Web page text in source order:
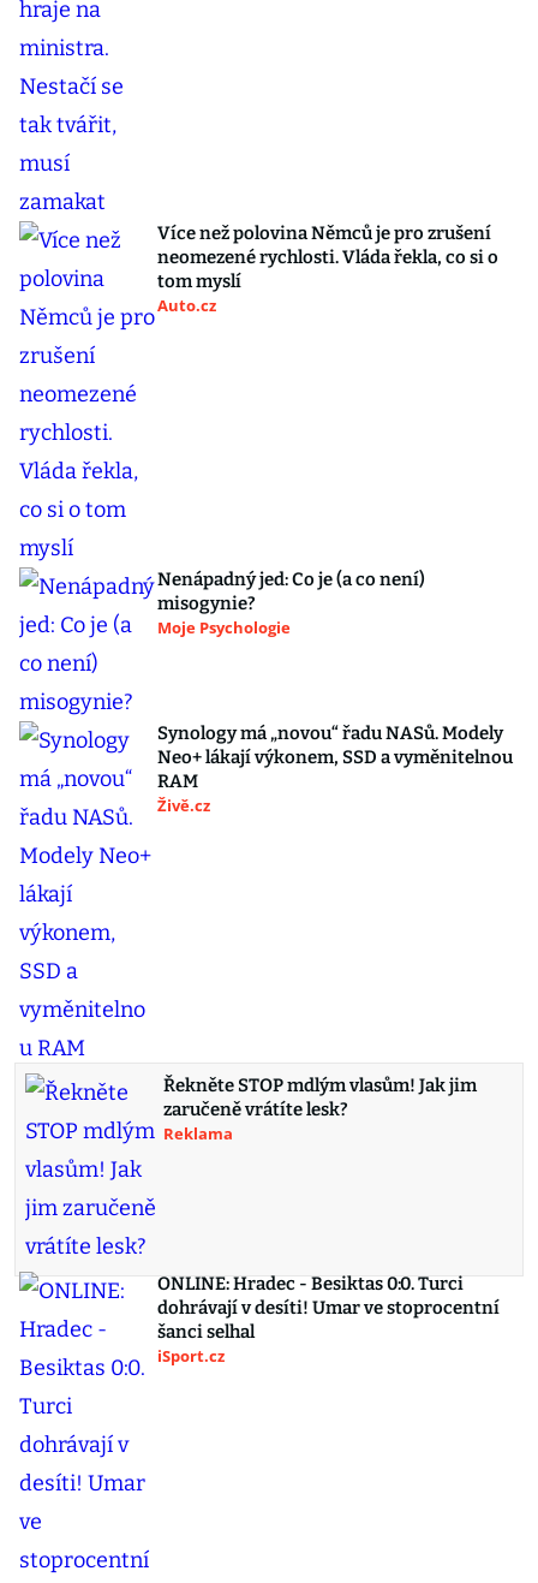
Více než polovina Němců je pro zrušení
neomezené rychlosti. Vláda řekla, co si o
tom myslí
Auto.cz
Nenápadný jed: Co je (a co není)
misogynie?
Moje Psychologie
Synology má „novou“ řadu NASů. Modely
Neo+ lákají výkonem, SSD a vyměnitelnou
RAM
Živě.cz
Řekněte STOP mdlým vlasům! Jak jim
zaručeně vrátíte lesk?
Reklama
ONLINE: Hradec - Besiktas 0:0. Turci
dohrávají v desíti! Umar ve stoprocentní
šanci selhal
iSport.cz